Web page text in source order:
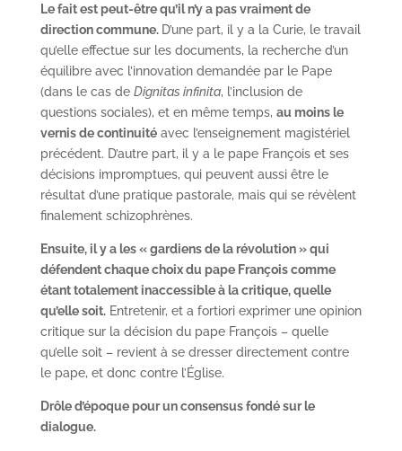
Le fait est peut-être qu’il n’y a pas vraiment de
direction commune. D’une part, il y a la Curie, le travail
qu’elle effectue sur les documents, la recherche d’un
équilibre avec l’innovation demandée par le Pape
(dans le cas de Dignitas infinita, l’inclusion de
questions sociales), et en même temps, au moins le
vernis de continuitéavec l’enseignement magistériel
précédent. D’autre part, il y a le pape François et ses
décisions impromptues, qui peuvent aussi être le
résultat d’une pratique pastorale, mais qui se révèlent
finalement schizophrènes.
Ensuite, il y a les « gardiens de la révolution » qui
défendent chaque choix du pape François comme
étant totalement inaccessible à la critique, quelle
qu’elle soit.Entretenir, et a fortiori exprimer une opinion
critique sur la décision du pape François – quelle
qu’elle soit – revient à se dresser directement contre
le pape, et donc contre l’Église.
Drôle d’époque pour un consensus fondé sur le
dialogue.